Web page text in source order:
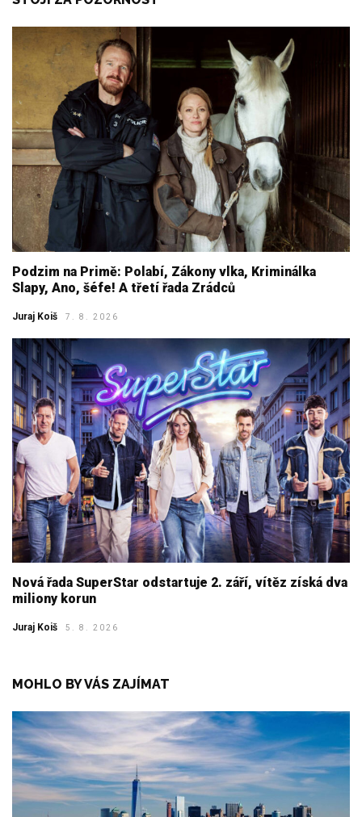
Podzim na Primě: Polabí, Zákony vlka, Kriminálka
Slapy, Ano, šéfe! A třetí řada Zrádců
Juraj Koiš 7. 8. 2026
Nová řada SuperStar odstartuje 2. září, vítěz získá dva
miliony korun
Juraj Koiš 5. 8. 2026
MOHLO BY VÁS ZAJÍMAT